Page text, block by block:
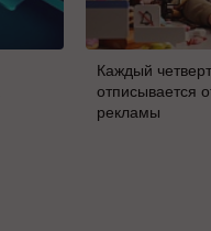
Каждый
отписывается
рекламы